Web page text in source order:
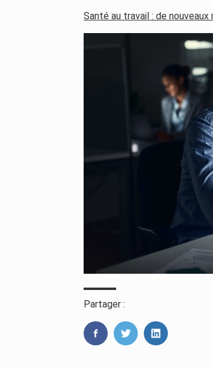
Santé au travail : de
Partager :
FaceBookTwitterLinkedIn